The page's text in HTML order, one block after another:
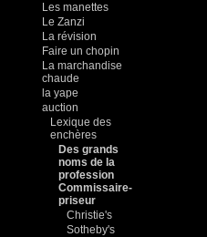
Les manettes
Le Zanzi
La révision
Faire un chopin
La marchandise
chaude
la yape
auction
Lexique des
enchères
Des grands
noms de la
profession
Commissaire-
priseur
Christie's
Sotheby's